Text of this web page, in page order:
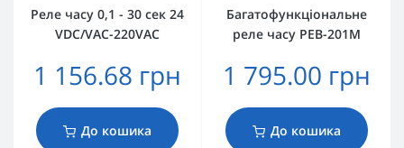
Реле часу 0,1 - 30 сек 24
VDC/VAC-220VAC
1 156.68 грн
До кошика
Багатофункціональне
реле часу РЕВ-201M
1 795.00 грн
До кошика